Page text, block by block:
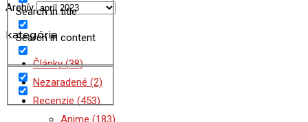
Search in title
Search in content
Archív
kategórie
Články(38)
Nezaradené (2)
Recenzie (453)
Anime (183)